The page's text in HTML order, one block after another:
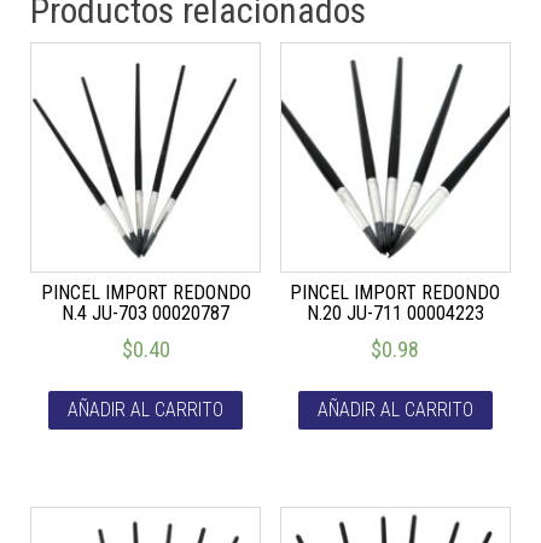
Productos relacionados
PINCEL IMPORT REDONDO
N.4 JU-703 00020787
$0.40
AÑADIR AL CARRITO
PINCEL IMPORT REDONDO
N.20 JU-711 00004223
$0.98
AÑADIR AL CARRITO